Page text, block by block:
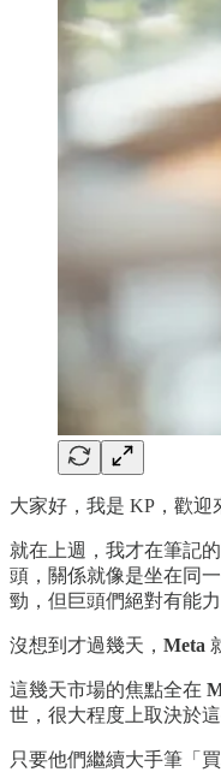
大家好，我是 KP，歡迎
就在上週，我才在筆記
頭，關係就像是坐在同
勁，但巨頭們絕對有能
沒想到才過幾天， Meta
這幾天市場的焦點全在
世，很大程度上取決於
只要他們繼續大手筆「